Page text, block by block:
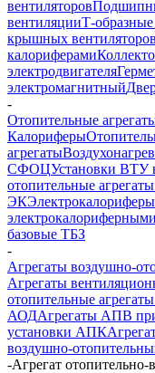
вентиляторов
вентиляцииТ-
крышных вентиляторов
калориферами
электродвигателя
электромагнитный
-
Отопительные
Калориферы
агрегаты
СФОЦУстановки ВТУ
отопительные
ЭК
базовые ТБЗ
-
Агрегаты воздушно-
Агрегаты
отопительные
АОДАгрегаты АПВ
установки АПК
воздушно-
-Агрегат